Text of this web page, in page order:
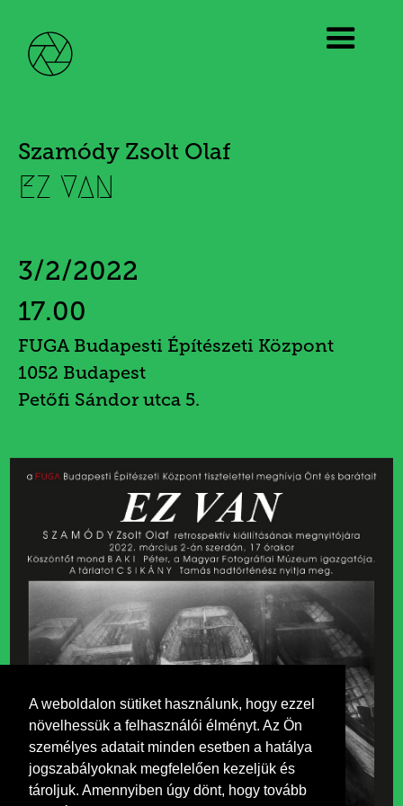
A weboldalon sütiket használunk, hogy ezzel
növelhessük a felhasználói élményt. Az Ön
személyes adatait minden esetben a hatálya
jogszabályoknak megfelelően kezeljük és
tároljuk. Amennyiben úgy dönt, hogy tovább
Szamódy Zsolt Olaf
EZ VAN
3/2/2022
17.00
FUGA Budapesti Építészeti Központ
1052 Budapest
Petőfi Sándor utca 5.